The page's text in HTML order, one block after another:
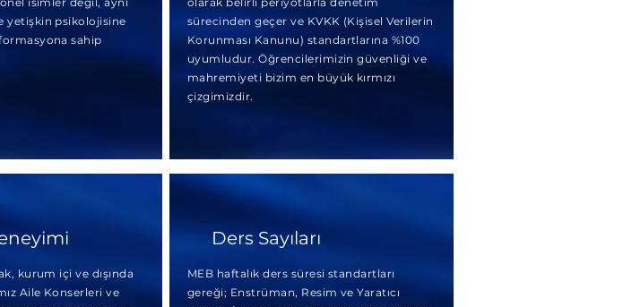
yetişkin psikolojisine
sahip
kurum içi ve dışında
Aile Konserleri ve
sürecinden geçer ve KVKK (Kişisel Verilerin
Korunması Kanunu) standartlarına %100
uyumludur. Öğrencilerimizin güvenliği ve
mahremiyeti bizim en büyük kırmızı
çizgimizdir.
Ders Sayıları
MEB haftalık ders süresi standartları
gereği; Enstrüman, Resim ve Yaratıcı